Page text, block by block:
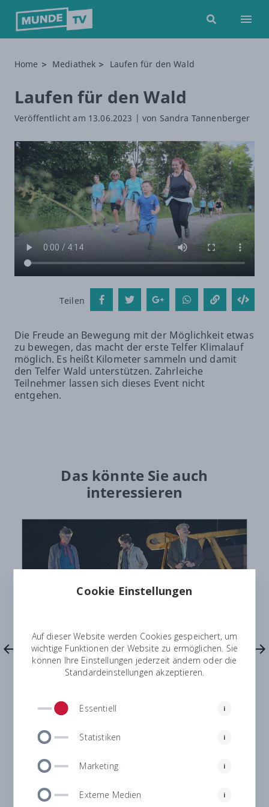
menu
Home Mediathek Laufen für den Wald
Laufen für den Wald
Veröffentlicht am 13.06.2023 | von Sandra Tannenberger
Teilen
Die Freude an Bewegung mit der Möglichkeit etwas
zu bewegen, das macht der erste Telfer Klimalauf
möglich. Es heißt Kilometer sammeln und damit
den Telfer Wald unterstützen. Zahrleiche
Teilnehmer lassen sich dieses Event nicht
entgehen.
Das könnte Sie auch
interessieren
Wenn Geschichte auf die
Mit der „Feuernacht“ bringen die Tiroler
Volksschauspiele ein bewegendes Kapitel
der Tiroler Geschichte eindrucksvoll auf
die Bühne.
von Sandra Tannenberger
arrow_back arrow_forward
Cookie Einstellungen
Auf dieser Website werden Cookies gespeichert, um
wichtige Funktionen der Website zu ermöglichen. Sie
können Ihre Einstellungen jederzeit ändern oder die
Standardeinstellungen akzeptieren.
Essentiell i
Statistiken i
Marketing i
Externe Medien i